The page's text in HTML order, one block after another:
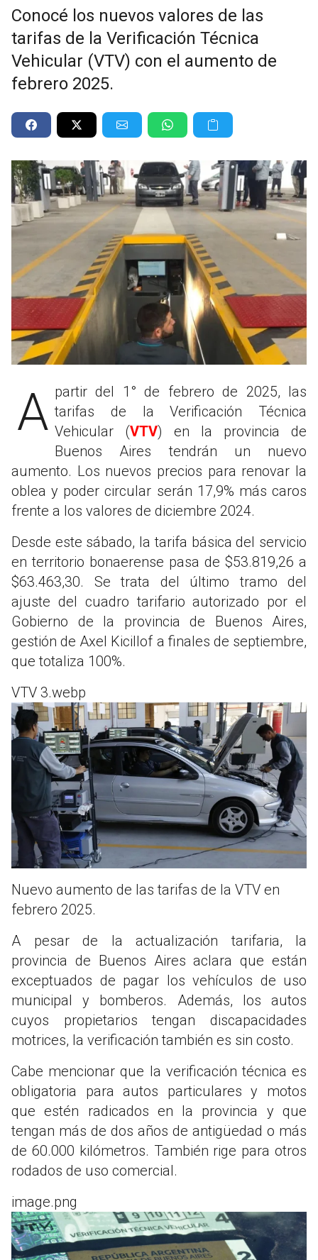
Conocé los nuevos valores de las
tarifas de la Verificación Técnica
Vehicular (VTV) con el aumento de
febrero 2025.
A partir del 1° de febrero de 2025, las tarifas de la Verificación Técnica
Vehicular (VTV) en la provincia de
Buenos Aires tendrán un nuevo
aumento. Los nuevos precios para renovar la
oblea y poder circular serán 17,9% más caros
frente a los valores de diciembre 2024.
Desde este sábado, la tarifa básica del servicio
en territorio bonaerense pasa de $53.819,26 a
$63.463,30. Se trata del último tramo del
ajuste del cuadro tarifario autorizado por el
Gobierno de la provincia de Buenos Aires,
gestión de Axel Kicillof a finales de septiembre,
que totaliza 100%.
VTV 3.webp
Nuevo aumento de las tarifas de la VTV en
febrero 2025.
A pesar de la actualización tarifaria, la
provincia de Buenos Aires aclara que están
exceptuados de pagar los vehículos de uso
municipal y bomberos. Además, los autos
cuyos propietarios tengan discapacidades
motrices, la verificación también es sin costo.
Cabe mencionar que la verificación técnica es
obligatoria para autos particulares y motos
que estén radicados en la provincia y que
tengan más de dos años de antigüedad o más
de 60.000 kilómetros. También rige para otros
rodados de uso comercial.
image.png